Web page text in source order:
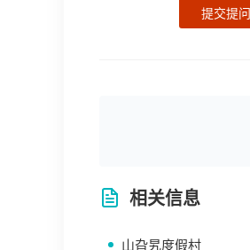
提交提问
相关信息
山旮旯度假村